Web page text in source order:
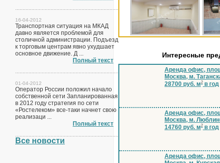
16-04-2012
Транспортная ситуация на МКАД
давно является проблемой для
столичной администрации. Подъезд
к торговым центрам явно ухудшает
основное движение. Д ...
Полный текст
01-04-2012
Оператор России положил начало
собственной сети Запланированная
в 2012 году стратегия по сети
«Ростелеком» все-таки начнет свою
реализаци ...
Полный текст
Все новости
Интересные
Аренда офис,
Москва, м.
28700 руб. м2 в год
Аренда офис,
Москва, м.
14760 руб. м2 в год
Аренда офис,